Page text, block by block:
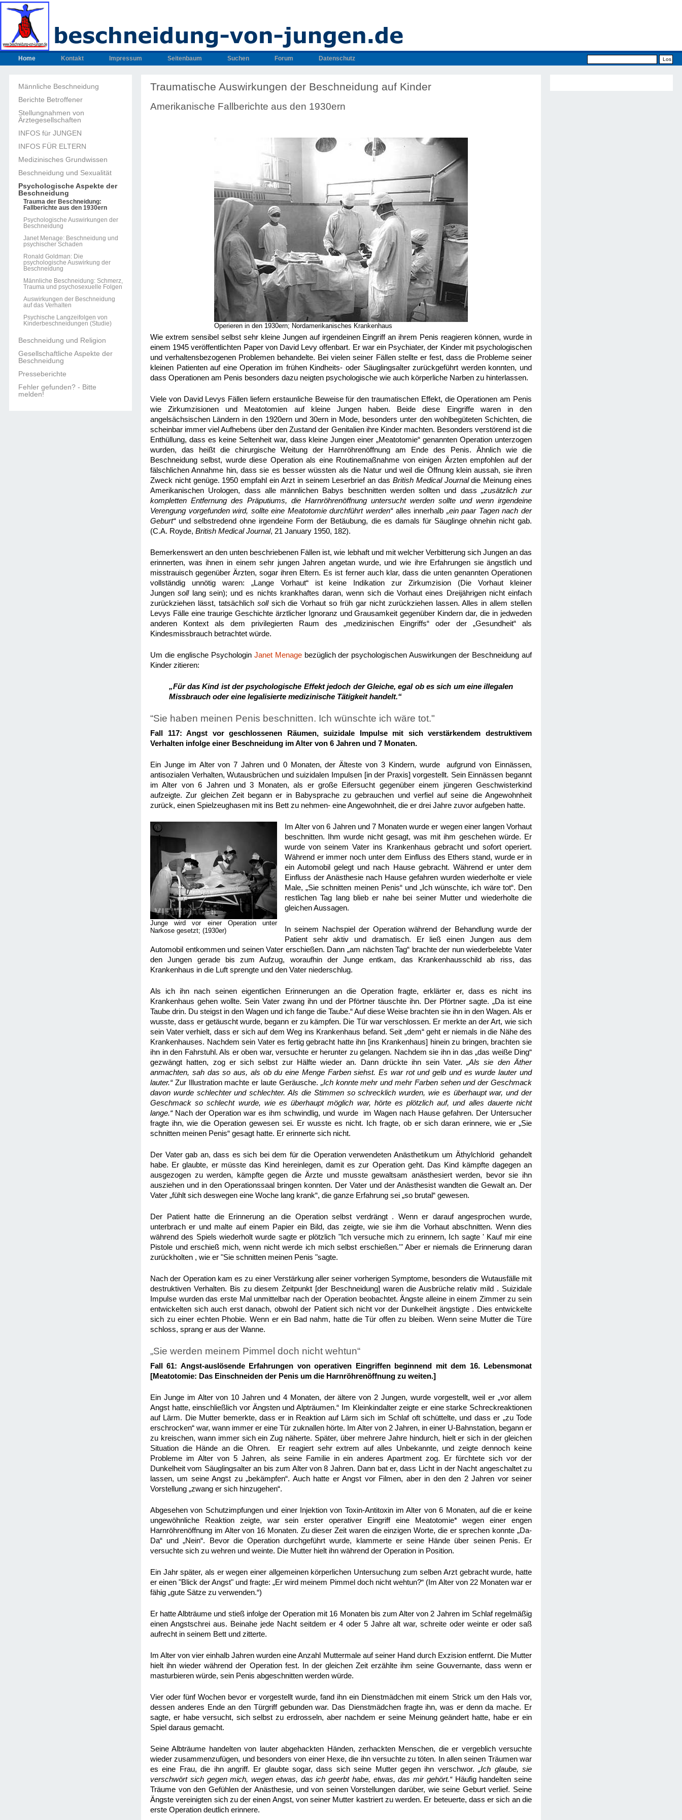
Home Kontakt Impressum Seitenbaum Suchen Forum Datenschutz
Männliche Beschneidung
Berichte Betroffener
Stellungnahmen von
Ärztegesellschaften
INFOS für JUNGEN
INFOS FÜR ELTERN
Medizinisches Grundwissen
Beschneidung und Sexualität
Psychologische Aspekte der
Beschneidung
Trauma der Beschneidung:
Fallberichte aus den 1930ern
Psychologische Auswirkungen der
Beschneidung
Janet Menage: Beschneidung und
psychischer Schaden
Ronald Goldman: Die
psychologische Auswirkung der
Beschneidung
Männliche Beschneidung: Schmerz,
Trauma und psychosexuelle Folgen
Auswirkungen der Beschneidung
auf das Verhalten
Psychische Langzeifolgen von
Kinderbeschneidungen (Studie)
Beschneidung und Religion
Gesellschaftliche Aspekte der
Beschneidung
Presseberichte
Fehler gefunden? - Bitte
melden!
Traumatische Auswirkungen der Beschneidung auf Kinder
Amerikanische Fallberichte aus den 1930ern
Operieren in den 1930ern; Nordamerikanisches Krankenhaus
Wie extrem sensibel selbst sehr kleine Jungen auf irgendeinen Eingriff an ihrem Penis reagieren können, wurde in
einem 1945 veröffentlichten Paper von David Levy offenbart. Er war ein Psychiater, der Kinder mit psychologischen
und verhaltensbezogenen Problemen behandelte. Bei vielen seiner Fällen stellte er fest, dass die Probleme seiner
kleinen Patienten auf eine Operation im frühen Kindheits- oder Säuglingsalter zurückgeführt werden konnten, und
dass Operationen am Penis besonders dazu neigten psychologische wie auch körperliche Narben zu hinterlassen.
Viele von David Levys Fällen liefern erstaunliche Beweise für den traumatischen Effekt, die Operationen am Penis
wie Zirkumzisionen und Meatotomien auf kleine Jungen haben. Beide diese Eingriffe waren in den
angelsächsischen Ländern in den 1920ern und 30ern in Mode, besonders unter den wohlbegüteten Schichten, die
scheinbar immer viel Aufhebens über den Zustand der Genitalien ihre Kinder machten. Besonders verstörend ist die
Enthüllung, dass es keine Seltenheit war, dass kleine Jungen einer „Meatotomie“ genannten Operation unterzogen
wurden, das heißt die chirurgische Weitung der Harnröhrenöffnung am Ende des Penis. Ähnlich wie die
Beschneidung selbst, wurde diese Operation als eine Routinemaßnahme von einigen Ärzten empfohlen auf der
fälschlichen Annahme hin, dass sie es besser wüssten als die Natur und weil die Öffnung klein aussah, sie ihren
Zweck nicht genüge. 1950 empfahl ein Arzt in seinem Leserbrief an das British Medical Journaldie Meinung eines
Amerikanischen Urologen, dass alle männlichen Babys beschnitten werden sollten und dass „zusätzlich zur
kompletten Entfernung des Präputiums, die Harnröhrenöffnung untersucht werden sollte und wenn irgendeine
Verengung vorgefunden wird, sollte eine Meatotomie durchführt werden“ alles innerhalb „ein paar Tagen nach der
Geburt“und selbstredend ohne irgendeine Form der Betäubung, die es damals für Säuglinge ohnehin nicht gab.
(C.A. Royde, British Medical Journal, 21 January 1950, 182).
Bemerkenswert an den unten beschriebenen Fällen ist, wie lebhaft und mit welcher Verbitterung sich Jungen an das
erinnerten, was ihnen in einem sehr jungen Jahren angetan wurde, und wie ihre Erfahrungen sie ängstlich und
misstrauisch gegenüber Ärzten, sogar ihren Eltern. Es ist ferner auch klar, dass die unten genannten Operationen
vollständig unnötig waren: „Lange Vorhaut“ ist keine Indikation zur Zirkumzision (Die Vorhaut kleiner
Jungen soll ang sein); und es nichts krankhaftes daran, wenn sich die Vorhaut eines Dreijährigen nicht einfach
zurückziehen lässt, tatsächlich sollsich die Vorhaut so früh gar nicht zurückziehen lassen. Alles in allem stellen
Levys Fälle eine traurige Geschichte ärztlicher Ignoranz und Grausamkeit gegenüber Kindern dar, die in jedweden
anderen Kontext als dem privilegierten Raum des „medizinischen Eingriffs“ oder der „Gesundheit“ als
Kindesmissbrauch betrachtet würde.
Um die englische Psychologin Janet Menagebezüglich der psychologischen Auswirkungen der Beschneidung auf
Kinder zitieren:
„Für das Kind ist der psychologische Effekt jedoch der Gleiche, egal ob es sich um eine illegalen
Missbrauch oder eine legalisierte medizinische Tätigkeit handelt.“
“Sie haben meinen Penis beschnitten. Ich wünschte ich wäre tot."
Fall 117: Angst vor geschlossenen Räumen, suizidale Impulse mit sich verstärkendem destruktivem
Verhalten infolge einer Beschneidung im Alter von 6 Jahren und 7 Monaten.
Ein Junge im Alter von 7 Jahren und 0 Monaten, der Älteste von 3 Kindern, wurde aufgrund von Einnässen,
antisozialen Verhalten, Wutausbrüchen und suizidalen Impulsen [in der Praxis] vorgestellt. Sein Einnässen begannt
im Alter von 6 Jahren und 3 Monaten, als er große Eifersucht gegenüber einem jüngeren Geschwisterkind
aufzeigte. Zur gleichen Zeit begann er in Babysprache zu gebrauchen und verfiel auf seine die Angewohnheit
zurück, einen Spielzeughasen mit ins Bett zu nehmen- eine Angewohnheit, die er drei Jahre zuvor aufgeben hatte.
Junge wird vor einer Operation unter
Narkose gesetzt; (1930er)
Im Alter von 6 Jahren und 7 Monaten wurde er wegen einer langen Vorhaut
beschnitten. Ihm wurde nicht gesagt, was mit ihm geschehen würde. Er
wurde von seinem Vater ins Krankenhaus gebracht und sofort operiert.
Während er immer noch unter dem Einfluss des Ethers stand, wurde er in
ein Automobil gelegt und nach Hause gebracht. Während er unter dem
Einfluss der Anästhesie nach Hause gefahren wurden wiederholte er viele
Male, „Sie schnitten meinen Penis“ und „Ich wünschte, ich wäre tot“. Den
restlichen Tag lang blieb er nahe bei seiner Mutter und wiederholte die
gleichen Aussagen.
In seinem Nachspiel der Operation während der Behandlung wurde der
Patient sehr aktiv und dramatisch. Er ließ einen Jungen aus dem
Automobil entkommen und seinen Vater erschießen. Dann „am nächsten Tag“ brachte der nun wiederbelebte Vater
den Jungen gerade bis zum Aufzug, woraufhin der Junge entkam, das Krankenhausschild ab riss, das
Krankenhaus in die Luft sprengte und den Vater niederschlug.
Als ich ihn nach seinen eigentlichen Erinnerungen an die Operation fragte, erklärter er, dass es nicht ins
Krankenhaus gehen wollte. Sein Vater zwang ihn und der Pförtner täuschte ihn. Der Pförtner sagte. „Da ist eine
Taube drin. Du steigst in den Wagen und ich fange die Taube.“ Auf diese Weise brachten sie ihn in den Wagen. Als er
wusste, dass er getäuscht wurde, begann er zu kämpfen. Die Tür war verschlossen. Er merkte an der Art, wie sich
sein Vater verhielt, dass er sich auf dem Weg ins Krankenhaus befand. Seit „dem“ geht er niemals in die Nähe des
Krankenhauses. Nachdem sein Vater es fertig gebracht hatte ihn [ins Krankenhaus] hinein zu bringen, brachten sie
ihn in den Fahrstuhl. Als er oben war, versuchte er herunter zu gelangen. Nachdem sie ihn in das „das weiße Ding“
gezwängt hatten, zog er sich selbst zur Hälfte wieder an. Dann drückte ihn sein Vater.„Als sie den Äther
anmachten, sah das so aus, als ob du eine Menge Farben siehst. Es war rot und gelb und es wurde lauter und
lauter.“Zur Illustration machte er laute Geräusche. „Ich konnte mehr und mehr Farben sehen und der Geschmack
davon wurde schlechter und schlechter. Als die Stimmen so schrecklich wurden, wie es überhaupt war, und der
Geschmack so schlecht wurde, wie es überhaupt möglich war, hörte es plötzlich auf, und alles dauerte nicht
lange.“Nach der Operation war es ihm schwindlig, und wurde im Wagen nach Hause gefahren. Der Untersucher
fragte ihn, wie die Operation gewesen sei. Er wusste es nicht. Ich fragte, ob er sich daran erinnere, wie er „Sie
schnitten meinen Penis“ gesagt hatte. Er erinnerte sich nicht.
Der Vater gab an, dass es sich bei dem für die Operation verwendeten Anästhetikum um Äthylchlorid gehandelt
habe. Er glaubte, er müsste das Kind hereinlegen, damit es zur Operation geht. Das Kind kämpfte dagegen an
ausgezogen zu werden, kämpfte gegen die Ärzte und musste gewaltsam anästhesiert werden, bevor sie ihn
ausziehen und in den Operationssaal bringen konnten. Der Vater und der Anästhesist wandten die Gewalt an. Der
Vater „fühlt sich deswegen eine Woche lang krank“, die ganze Erfahrung sei „so brutal“ gewesen.
Der Patient hatte die Erinnerung an die Operation selbst verdrängt . Wenn er darauf angesprochen wurde,
unterbrach er und malte auf einem Papier ein Bild, das zeigte, wie sie ihm die Vorhaut abschnitten. Wenn dies
während des Spiels wiederholt wurde sagte er plötzlich "Ich versuche mich zu erinnern, Ich sagte ' Kauf mir eine
Pistole und erschieß mich, wenn nicht werde ich mich selbst erschießen.'" Aber er niemals die Erinnerung daran
zurückholten , wie er "Sie schnitten meinen Penis "sagte.
Nach der Operation kam es zu einer Verstärkung aller seiner vorherigen Symptome, besonders die Wutausfälle mit
destruktiven Verhalten. Bis zu diesem Zeitpunkt [der Beschneidung] waren die Ausbrüche relativ mild . Suizidale
Impulse wurden das erste Mal unmittelbar nach der Operation beobachtet. Ängste alleine in einem Zimmer zu sein
entwickelten sich auch erst danach, obwohl der Patient sich nicht vor der Dunkelheit ängstigte . Dies entwickelte
sich zu einer echten Phobie. Wenn er ein Bad nahm, hatte die Tür offen zu bleiben. Wenn seine Mutter die Türe
schloss, sprang er aus der Wanne.
„Sie werden meinem Pimmel doch nicht wehtun“
Fall 61: Angst-auslösende Erfahrungen von operativen Eingriffen beginnend mit dem 16. Lebensmonat
[Meatotomie: Das Einschneiden der Penis um die Harnröhrenöffnung zu weiten.]
Ein Junge im Alter von 10 Jahren und 4 Monaten, der ältere von 2 Jungen, wurde vorgestellt, weil er „vor allem
Angst hatte, einschließlich vor Ängsten und Alpträumen.“ Im Kleinkindalter zeigte er eine starke Schreckreaktionen
auf Lärm. Die Mutter bemerkte, dass er in Reaktion auf Lärm sich im Schlaf oft schüttelte, und dass er „zu Tode
erschrocken“ war, wann immer er eine Tür zuknallen hörte. Im Alter von 2 Jahren, in einer U-Bahnstation, begann er
zu kreischen, wann immer sich ein Zug näherte. Später, über mehrere Jahre hindurch, hielt er sich in der gleichen
Situation die Hände an die Ohren. Er reagiert sehr extrem auf alles Unbekannte, und zeigte dennoch keine
Probleme im Alter von 5 Jahren, als seine Familie in ein anderes Apartment zog. Er fürchtete sich vor der
Dunkelheit vom Säuglingsalter an bis zum Alter von 8 Jahren. Dann bat er, dass Licht in der Nacht angeschaltet zu
lassen, um seine Angst zu „bekämpfen“. Auch hatte er Angst vor Filmen, aber in den den 2 Jahren vor seiner
Vorstellung „zwang er sich hinzugehen“.
Abgesehen von Schutzimpfungen und einer Injektion von Toxin-Antitoxin im Alter von 6 Monaten, auf die er keine
ungewöhnliche Reaktion zeigte, war sein erster operativer Eingriff eine Meatotomie* wegen einer engen
Harnröhrenöffnung im Alter von 16 Monaten. Zu dieser Zeit waren die einzigen Worte, die er sprechen konnte „Da-
Da“ und „Nein“. Bevor die Operation durchgeführt wurde, klammerte er seine Hände über seinen Penis. Er
versuchte sich zu wehren und weinte. Die Mutter hielt ihn während der Operation in Position.
Ein Jahr später, als er wegen einer allgemeinen körperlichen Untersuchung zum selben Arzt gebracht wurde, hatte
er einen "Blick der Angst" und fragte: „Er wird meinem Pimmel doch nicht wehtun?“ (Im Alter von 22 Monaten war er
fähig „gute Sätze zu verwenden.“)
Er hatte Albträume und stieß infolge der Operation mit 16 Monaten bis zum Alter von 2 Jahren im Schlaf regelmäßig
einen Angstschrei aus. Beinahe jede Nacht seitdem er 4 oder 5 Jahre alt war, schreite oder weinte er oder saß
aufrecht in seinem Bett und zitterte.
Im Alter von vier einhalb Jahren wurden eine Anzahl Muttermale auf seiner Hand durch Exzision entfernt. Die Mutter
hielt ihn wieder während der Operation fest. In der gleichen Zeit erzählte ihm seine Gouvernante, dass wenn er
masturbieren würde, sein Penis abgeschnitten werden würde.
Vier oder fünf Wochen bevor er vorgestellt wurde, fand ihn ein Dienstmädchen mit einem Strick um den Hals vor,
dessen anderes Ende an den Türgriff gebunden war. Das Dienstmädchen fragte ihn, was er denn da mache. Er
sagte, er habe versucht, sich selbst zu erdrosseln, aber nachdem er seine Meinung geändert hatte, habe er ein
Spiel daraus gemacht.
Seine Albträume handelten von lauter abgehackten Händen, zerhackten Menschen, die er vergeblich versuchte
wieder zusammenzufügen, und besonders von einer Hexe, die ihn versuchte zu töten. In allen seinen Träumen war
es eine Frau, die ihn angriff. Er glaubte sogar, dass sich seine Mutter gegen ihn verschwor.„Ich glaube, sie
verschwört sich gegen mich, wegen etwas, das ich geerbt habe, etwas, das mir gehört.“ Häufig handelten seine
Träume von den Gefühlen der Anästhesie, und von seinen Vorstellungen darüber, wie seine Geburt verlief. Seine
Ängste vereinigten sich zu der einen Angst, von seiner Mutter kastriert zu werden. Er beteuerte, dass er sich an die
erste Operation deutlich erinnere.